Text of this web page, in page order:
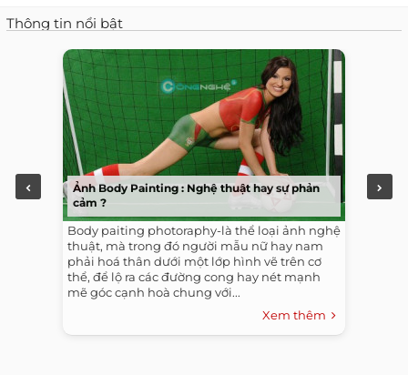
Thông tin nổi bật
Ảnh Body Painting : Nghệ thuật hay sự phản
cảm ?
Body paiting photoraphy-là thể loại ảnh nghệ
thuật, mà trong đó người mẫu nữ hay nam
phải hoá thân dưới một lớp hình vẽ trên cơ
thể, để lộ ra các đường cong hay nét mạnh
mẽ góc cạnh hoà chung với...
Xem thêm